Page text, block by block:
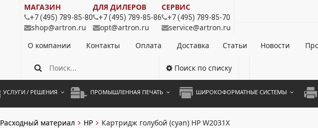
МАГАЗИН
+7 (495) 789-85-80
shop@artron.ru
ДЛЯ ДИЛЕРОВ
+7 (495) 789-85-86
opt@artron.ru
СЕРВИС
+7 (495) 789-85-70
service@artron.ru
О компании
Контакты Оплата Доставка Статьи Новости
Поиск по списку
УСЛУГИ / РЕШЕНИЯ ПРОМЫШЛЕННАЯ ПЕЧАТЬ ШИРОКОФОРМАТНЫЕ СИСТЕМЫ
Расходный материал HP Картридж голубой (cyan) HP W2031X